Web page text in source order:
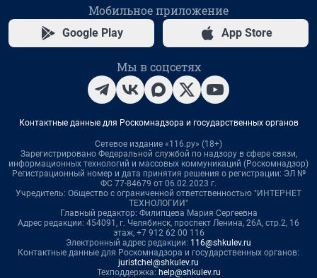
Мобильное приложение
Google Play App Store
Мы в соцсетях
Контактные данные для Роскомнадзора и государственных органов
Сетевое издание «116.ру» (18+)
Зарегистрировано Федеральной службой по надзору в сфере связи,
информационных технологий и массовых коммуникаций (Роскомнадзор)
Регистрационный номер и дата принятия решения о регистрации: ЭЛ №
ФС 77-84679 от 06.02.2023 г.
Учредитель: Общество с ограниченной ответственностью "ИНТЕРНЕТ
ТЕХНОЛОГИИ"
Главный редактор: Филипцева Мария Сергеевна
Адрес редакции: 454091, г. Челябинск, проспект Ленина, 26А, стр.2, 16
этаж, +7 912 62 00 116
Электронный адрес редакции: 116@shkulev.ru
Контактные данные для Роскомнадзора и государственных органов:
juristchel@shkulev.ru
Техподдержка: help@shkulev.ru